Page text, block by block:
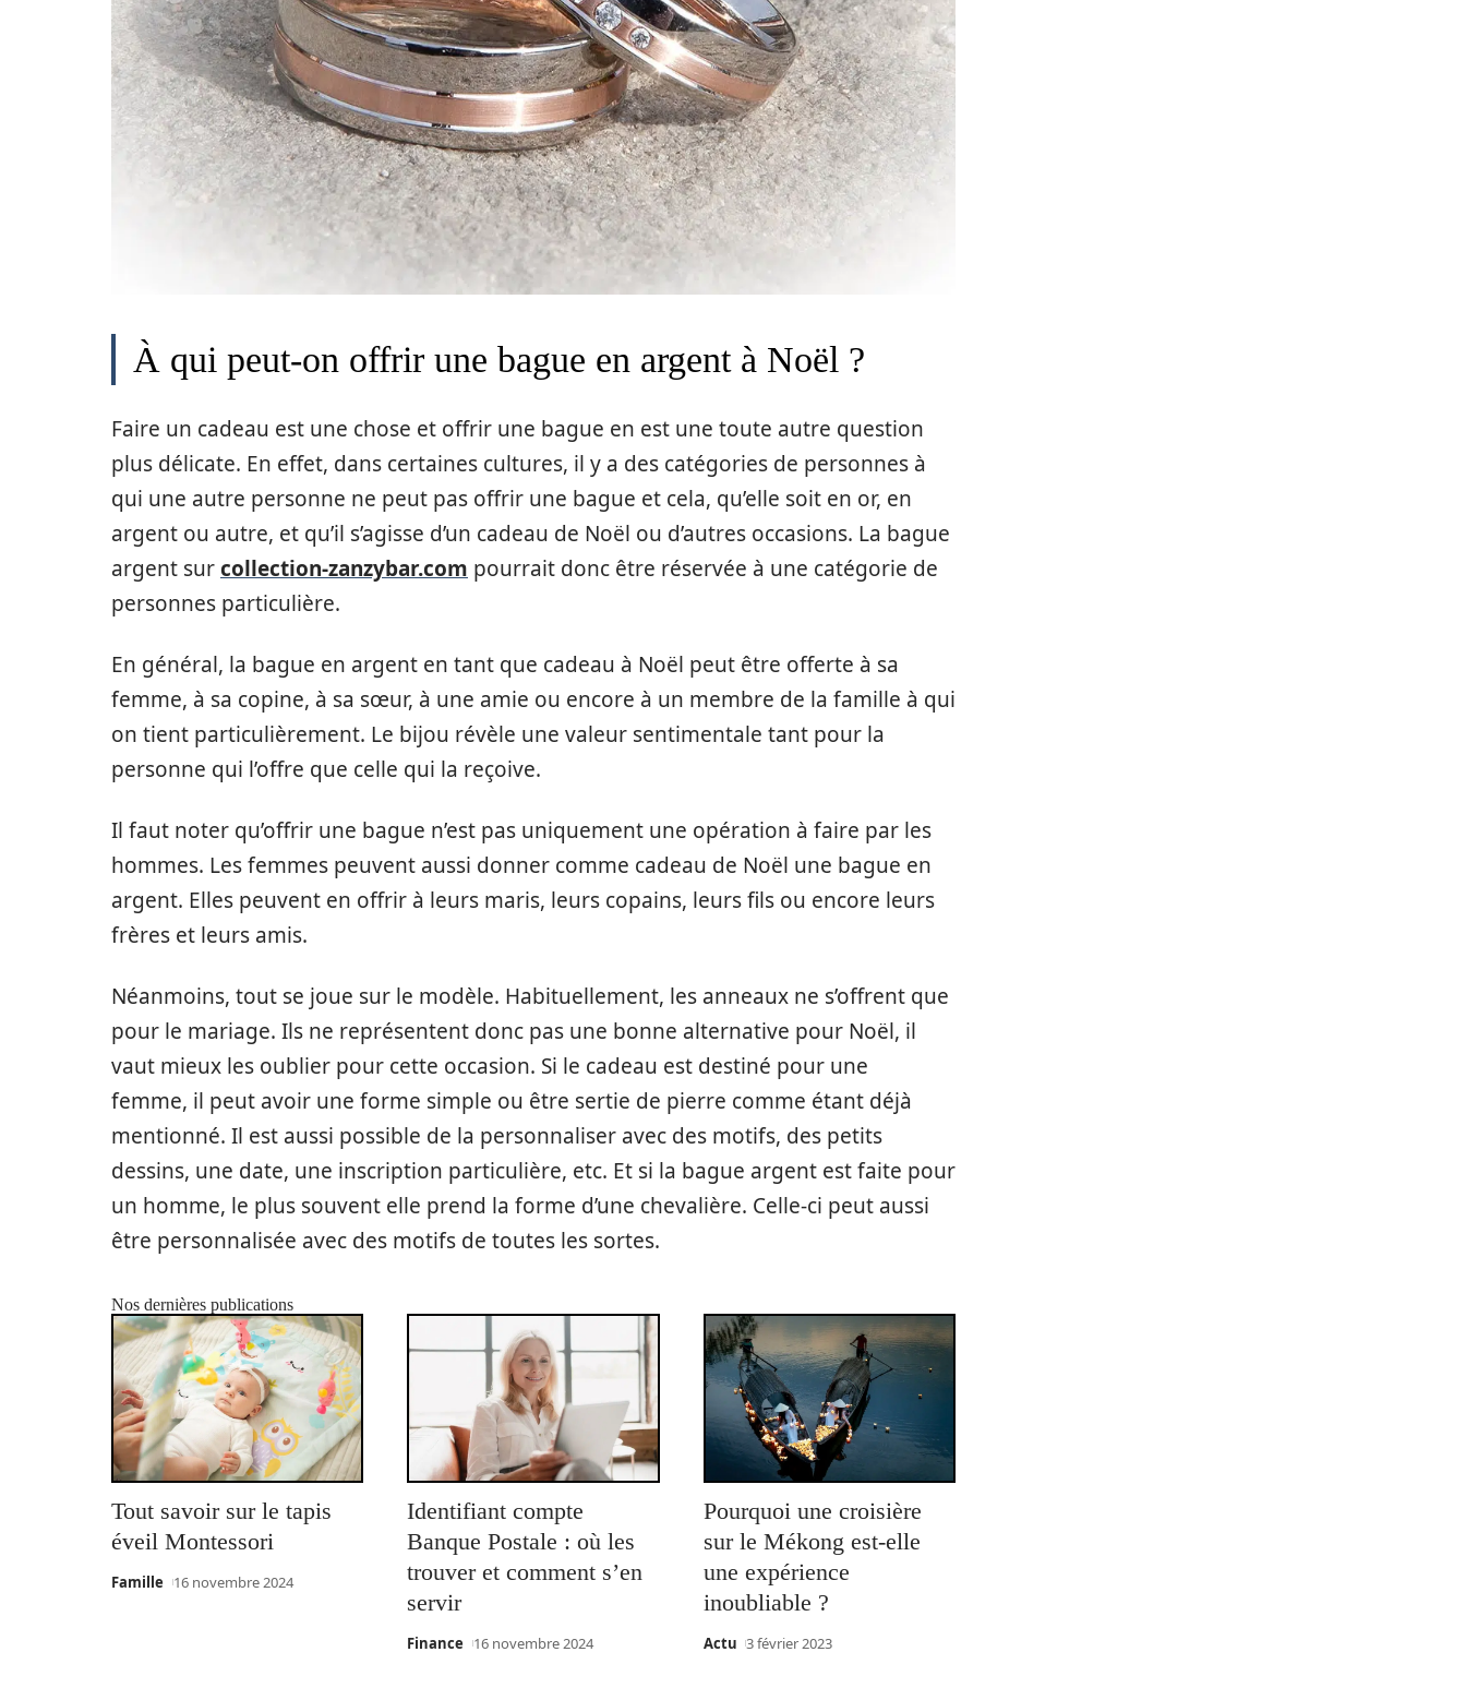
À qui peut-on offrir une bague en argent à Noël ?
Faire un cadeau est une chose et offrir une bague en est une toute autre question
plus délicate. En effet, dans certaines cultures, il y a des catégories de personnes à
qui une autre personne ne peut pas offrir une bague et cela, qu’elle soit en or, en
argent ou autre, et qu’il s’agisse d’un cadeau de Noël ou d’autres occasions. La bague
argent surcollection-zanzybar.com pourrait donc être réservée à une catégorie de
personnes particulière.
En général, la bague en argent en tant que cadeau à Noël peut être offerte à sa
femme, à sa copine, à sa sœur, à une amie ou encore à un membre de la famille à qui
on tient particulièrement. Le bijou révèle une valeur sentimentale tant pour la
personne qui l’offre que celle qui la reçoive.
Il faut noter qu’offrir une bague n’est pas uniquement une opération à faire par les
hommes. Les femmes peuvent aussi donner comme cadeau de Noël une bague en
argent. Elles peuvent en offrir à leurs maris, leurs copains, leurs fils ou encore leurs
frères et leurs amis.
Néanmoins, tout se joue sur le modèle. Habituellement, les anneaux ne s’offrent que
pour le mariage. Ils ne représentent donc pas une bonne alternative pour Noël, il
vaut mieux les oublier pour cette occasion. Si le cadeau est destiné pour une
femme, il peut avoir une forme simple ou être sertie de pierre comme étant déjà
mentionné. Il est aussi possible de la personnaliser avec des motifs, des petits
dessins, une date, une inscription particulière, etc. Et si la bague argent est faite pour
un homme, le plus souvent elle prend la forme d’une chevalière. Celle-ci peut aussi
être personnalisée avec des motifs de toutes les sortes.
Nos dernières publications
Tout savoir sur le tapis
éveil Montessori
Famille 16 novembre 2024
Identifiant compte
Banque Postale : où les
trouver et comment s’en
servir
Finance 16 novembre 2024
Pourquoi une croisière
sur le Mékong est-elle
une expérience
inoubliable ?
Actu 3 février 2023